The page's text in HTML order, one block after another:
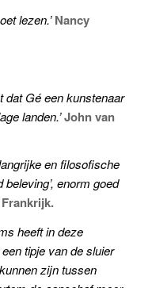
lezen.’ Nancy
dat Gé een kunstenaar
landen.’John van
en filosofische
enorm goed
Frankrijk.
heeft in deze
tipje van de sluier
zijn tussen